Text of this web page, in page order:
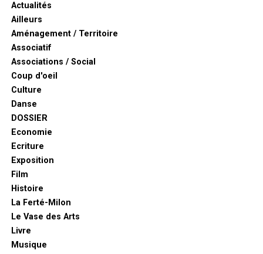
Actualités
Ailleurs
Aménagement / Territoire
Associatif
Associations / Social
Coup d'oeil
Culture
Danse
DOSSIER
Economie
Ecriture
Exposition
Film
Histoire
La Ferté-Milon
Le Vase des Arts
Livre
Musique